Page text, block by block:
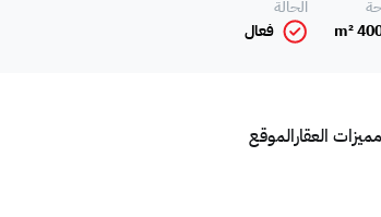
مميزات العقارالموقع
400
الحالة
فعال